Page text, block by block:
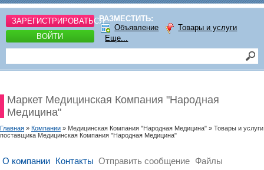
ЗАРЕГИСТРИРОВАТЬСЯ
ВОЙТИ
РАЗМЕСТИТЬ:
Объявление
Товары и услуги
Еще...
Маркет Медицинская Компания "Народная
Медицина"
Главная » Компании » Медицинская Компания "Народная Медицина" » Товары и услуги
поставщика Медицинская Компания "Народная Медицина"
О компании Контакты Отправить сообщение Файлы